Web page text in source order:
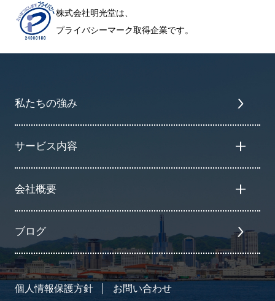
株式会社明光堂は、
プライバシーマーク取得企業です。
私たちの強み
サービス内容
会社概要
ブログ
個人情報保護方針 お問い合わせ